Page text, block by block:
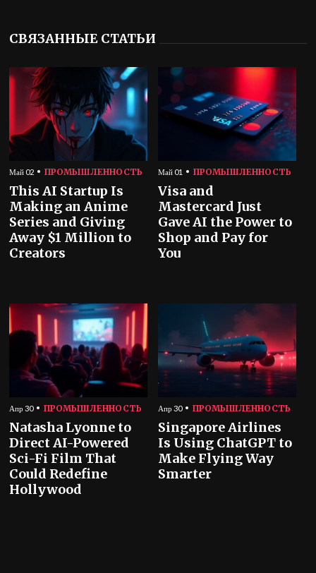
СВЯЗАННЫЕ СТАТЬИ
Май 02 ПРОМЫШЛЕННОСТЬ
This AI Startup Is
Making an Anime
Series and Giving
Away $1 Million to
Creators
Май 01 ПРОМЫШЛЕННОСТЬ
Visa and
Mastercard Just
Gave AI the Power to
Shop and Pay for
You
Апр 30 ПРОМЫШЛЕННОСТЬ
Natasha Lyonne to
Direct AI-Powered
Sci-Fi Film That
Could Redefine
Hollywood
Апр 30 ПРОМЫШЛЕННОСТЬ
Singapore Airlines
Is Using ChatGPT to
Make Flying Way
Smarter